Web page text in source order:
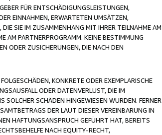
FÜR ENTSCHÄDIGUNGSLEISTUNGEN,
EINNAHMEN, ERWARTETEN UMSÄTZEN,
SIE IM ZUSAMMENHANG MIT IHRER TEILNAHME AM
AM PARTNERPROGRAMM. KEINE BESTIMMUNG
ODER ZUSICHERUNGEN, DIE NACH DEN
KONKRETE ODER EXEMPLARISCHE
ODER DATENVERLUST, DIE IM
SCHÄDEN HINGEWIESEN WURDEN. FERNER
DER LAUT DIESER VEREINBARUNG IN
HAFTUNGSANSPRUCH GEFÜHRT HAT, BEREITS
NACH EQUITY-RECHT,